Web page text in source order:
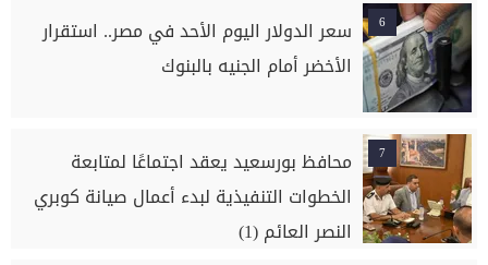
6
سعر الدولار اليوم الأحد في مصر.. استقرار
الأخضر أمام الجنيه بالبنوك
7
محافظ بورسعيد يعقد اجتماعًا لمتابعة
الخطوات التنفيذية لبدء أعمال صيانة كوبري
النصر العائم (1)